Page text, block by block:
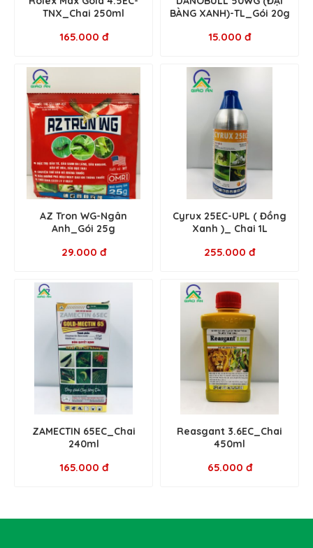
TNX_Chai 250ml
165.000 đ
BÀNG XANH)-TL_Gói 20g
15.000 đ
AZ Tron WG-Ngân
Anh_Gói 25g
29.000 đ
Cyrux 25EC-UPL ( Đồng
Xanh )_ Chai 1L
255.000 đ
ZAMECTIN 65EC_Chai
240ml
165.000 đ
Reasgant 3.6EC_Chai
450ml
65.000 đ